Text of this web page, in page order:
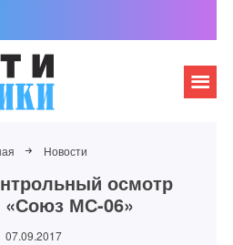
Новости
осмотр
«Союз МС-06»
07.09.2017